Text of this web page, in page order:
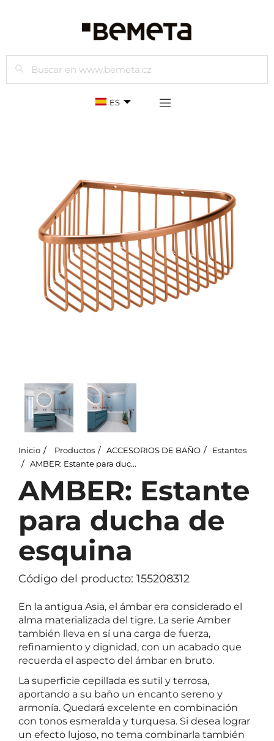
Buscar
ES
Inicio Productos ACCESORIOS DE BAÑO
Estantes
AMBER: Estante para ducha de esquina
AMBER: Estante
para ducha de
esquina
Código del producto: 155208312
En la antigua Asia, el ámbar era considerado el
alma materializada del tigre. La serie Amber
también lleva en sí una carga de fuerza,
refinamiento y dignidad, con un acabado que
recuerda el aspecto del ámbar en bruto.
La superficie cepillada es sutil y terrosa,
aportando a su baño un encanto sereno y
armonía. Quedará excelente en combinación
con tonos esmeralda y turquesa. Si desea lograr
un efecto lujoso, no tema combinarla también